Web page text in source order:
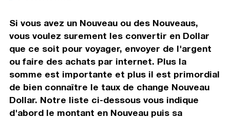
Si vous avez un Nouveau ou des Nouveaus,
vous voulez surement les convertir en Dollar
que ce soit pour voyager, envoyer de l'argent
ou faire des achats par internet. Plus la
somme est importante et plus il est primordial
de bien connaître le taux de change Nouveau
Dollar. Notre liste ci-dessous vous indique
d'abord le montant en Nouveau puis sa